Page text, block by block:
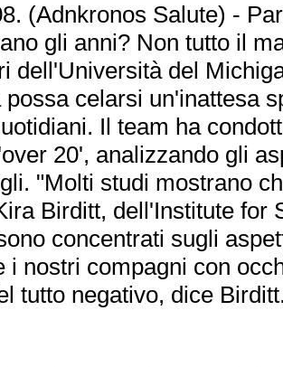
(Adnkronos Salute) -
gli anni? Non tutto il
dell'Università del
possa celarsi un'inattesa
Il team ha
20', analizzando gli
"Molti studi mostrano
Birditt, dell'Institute for
concentrati sugli
i nostri compagni con
tutto negativo, dice